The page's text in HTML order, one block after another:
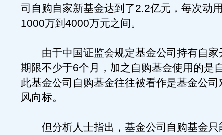
司自购自家新基金达到了2.2亿元，每次动
1000万到4000万元之间。
由于中国证监会规定基金公司持有自家
期限不少于6个月，加之自购基金使用的是
此基金公司自购基金往往被看作是基金公司
风向标。
但分析人士指出，基金公司自购基金只